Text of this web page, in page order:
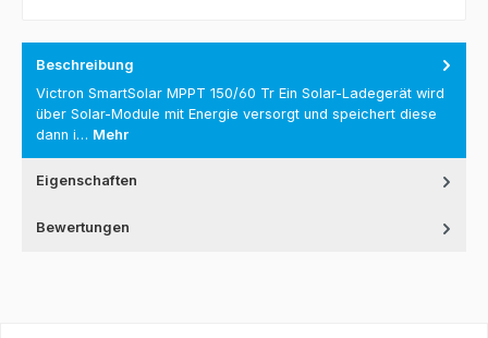
Beschreibung
Victron SmartSolar MPPT 150/60 Tr Ein Solar-Ladegerät wird
über Solar-Module mit Energie versorgt und speichert diese
dann i… Mehr
Eigenschaften
Bewertungen